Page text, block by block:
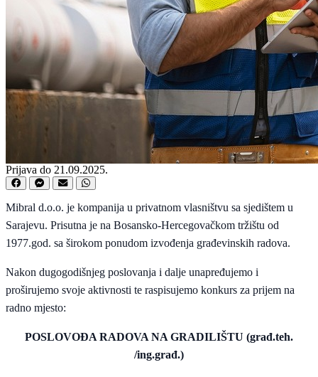
Prijava do 21.09.2025.
Mibral d.o.o. je kompanija u privatnom vlasništvu sa sjedištem u
Sarajevu. Prisutna je na Bosansko-Hercegovačkom tržištu od
1977.god. sa širokom ponudom izvođenja građevinskih radova.
Nakon dugogodišnjeg poslovanja i dalje unapređujemo i
proširujemo svoje aktivnosti te raspisujemo konkurs za prijem na
radno mjesto:
POSLOVOĐA RADOVA NA GRADILIŠTU (građ.teh.
/ing.građ.)